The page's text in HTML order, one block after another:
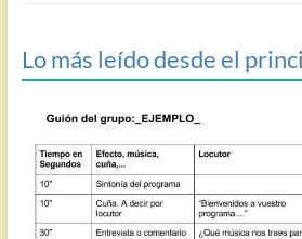
Lo más leído desde el